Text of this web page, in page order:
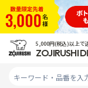
5,000円(税込)以上で
ZOJIRUSHI